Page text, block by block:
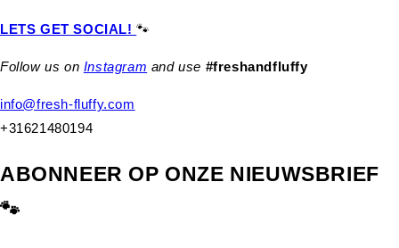
LETS GET SOCIAL!🐾
Follow us on Instagram and use #freshandfluffy
info@fresh-fluffy.com
+31621480194
ABONNEER OP ONZE NIEUWSBRIEF
🐾